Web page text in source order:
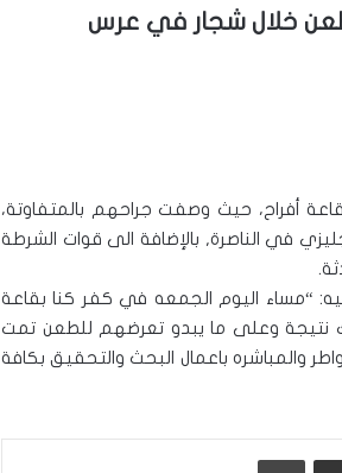
أفراح، حيث وصفت جراحهم بالمتفاوتة،
في الناصرة, بالإضافة الى قوات الشرطة
“مساء اليوم الجمعه في كفر كنا بقاعة
3 اشخاص بجراح متفاوته وذلك نتيجة وعلى ما يبدو تعرضهم للطعن تمت
والمباشره باعمال البحث والتحقيق بكافة